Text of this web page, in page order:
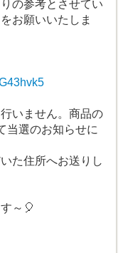
の参考とさせてい
お願いいたしま
いません。商品の
当選のお知らせに
た住所へお送りし
～🎈